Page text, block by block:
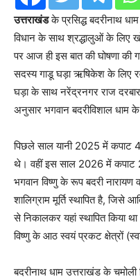
उत्तराखंडके प्रसिद्ध बदरीनाथ
विधान के साथ श्रद्धालुओं के लिए
पर आज ही इस बात की घोषणा की
सदस्य गाडू घड़ा ऋषिकेश के लिए
घड़ा के साथ नरेंद्रनगर राज दरबार
अनुसार भगवान बदरीविशाल धाम
पिछले साल यानी 2025 में
थे। वहीं इस साल 2026 में
भगवान विष्णु के रूप बदरी
शालिग्राम मूर्ति स्थापित है, जिसे
से निकालकर यहां स्थापित किया
विष्णु के आठ स्वयं प्रकट क्षेत्रों
बदरीनाथ धाम उत्तराखंड के